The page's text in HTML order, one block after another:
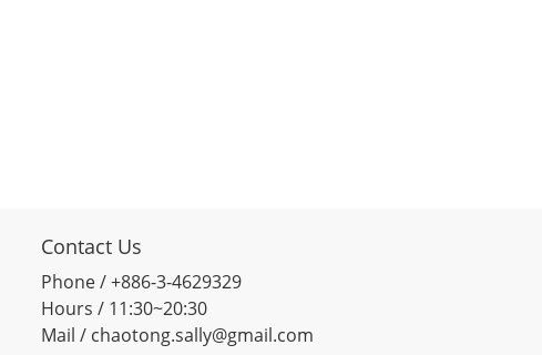
Contact Us
Phone / +886-3-4629329
Hours / 11:30~20:30
Mail / chaotong.sally@gmail.com